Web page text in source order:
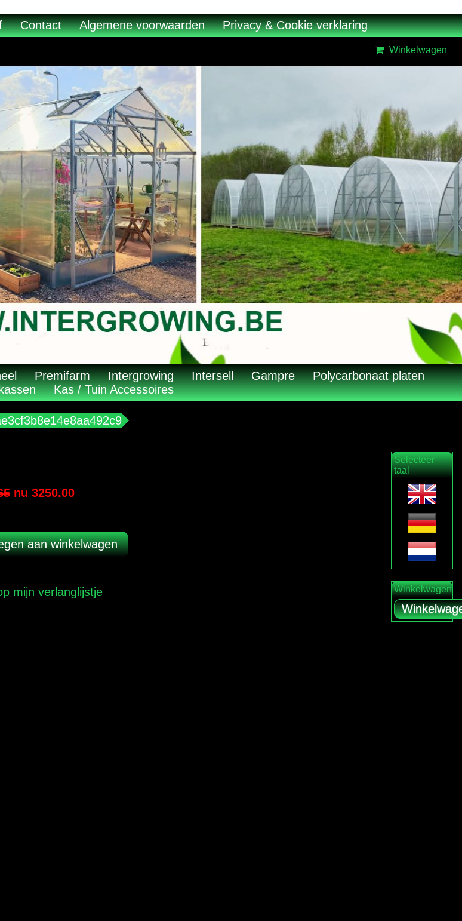
Contact Algemene voorwaarden Privacy & Cookie verklaring
Winkelwagen
Premifarm Intergrowing Intersell Gampre
Polycarbonaat platen
Kas / Tuin Accessoires
nu 3250.00
mijn verlanglijstje
Selecteer
taal
Winkelwagen